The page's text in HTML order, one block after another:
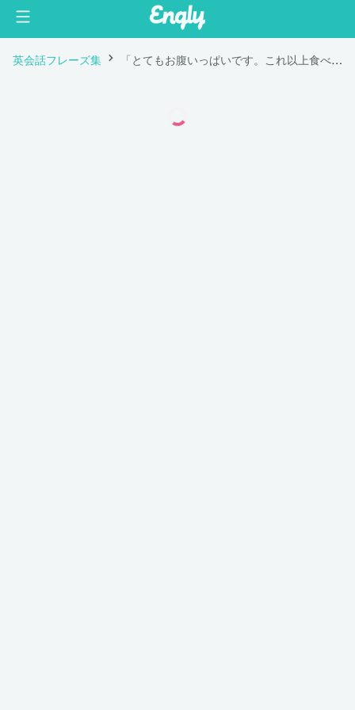
英会話フレーズ集 「とてもお腹いっぱいです。これ以上食べられません。」は英語で "I'm so full. I can't eat any more."